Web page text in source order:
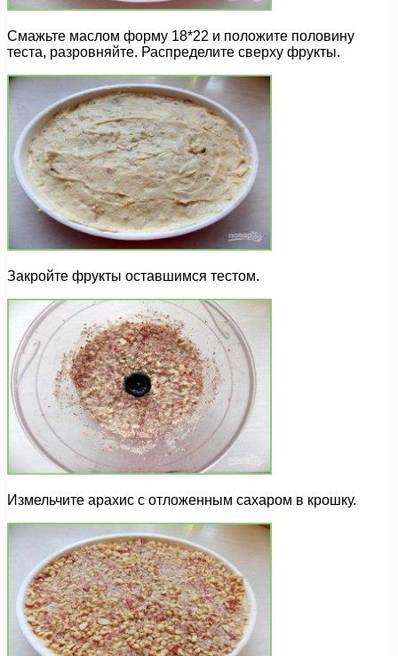
Смажьте маслом форму 18*22 и положите половину
теста, разровняйте. Распределите сверху фрукты.
Закройте фрукты оставшимся тестом.
Измельчите арахис с отложенным сахаром в крошку.